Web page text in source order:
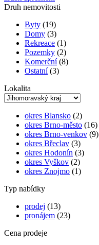
Druh nemovitosti
Byty (19)
Domy (3)
Rekreace (1)
Pozemky (2)
Komerční(8)
Ostatní(3)
Lokalita
okres Blansko (2)
okres Brno-město (16)
okres Brno-venkov (9)
okres Břeclav (3)
okres Hodonín (3)
okres Vyškov (2)
okres Znojmo (1)
Typ nabídky
prodej (13)
pronájem (23)
Cena prodeje